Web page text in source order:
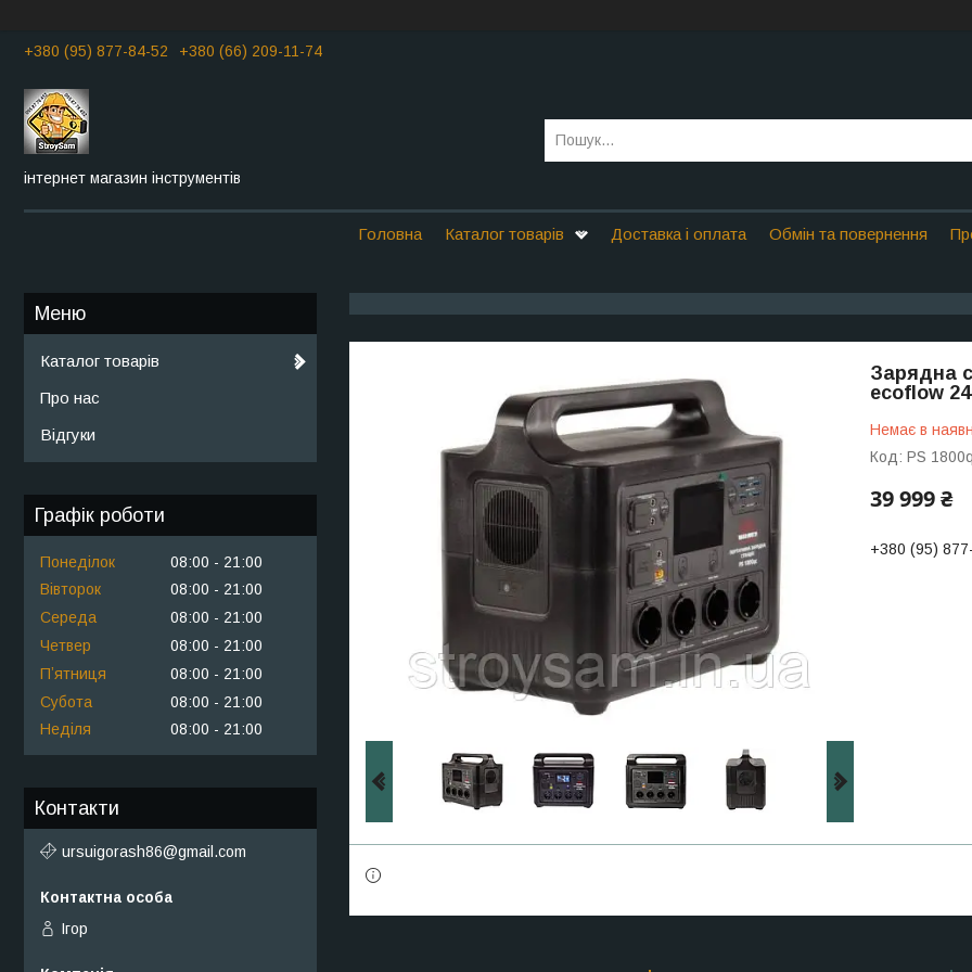
+380 (95) 877-84-52 +380 (66) 209-11-74
інтернет магазин інструментів
Головна Каталог товарів Доставка і оплата Обмін та повернення
Зарядна
ecoflow
Немає в
Код: PS
39 999 ₴
+380 (95)
Каталог товарів
Про нас
Відгуки
Графік роботи
Понеділок 08:00
21:00
Вівторок
08:00
21:00
Середа
08:00
21:00
Четвер
08:00
21:00
Пʼятниця
08:00
21:00
Субота
08:00
21:00
Неділя
08:00 21:00
Контакти
ursuigorash86@gmail.com
Ігор